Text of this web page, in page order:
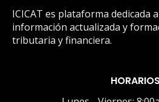
ICICAT es plataforma dedicada
información actualizada y
tributaria y financiera.
HORARIOS